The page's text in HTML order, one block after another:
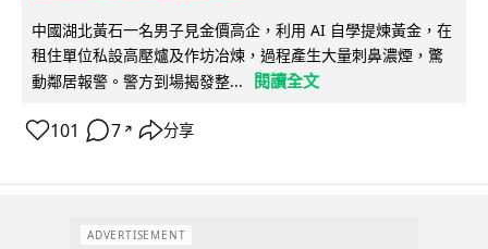
中國湖北黃石一名男子見金價高企，利用 AI 自學提煉黃金，在
租住單位私設高壓爐及作坊冶煉，過程產生大量刺鼻濃煙，驚
動鄰居報警。警方到場揭發整...
閱讀全文
101 7 ↗ 分享
ADVERTISEMENT